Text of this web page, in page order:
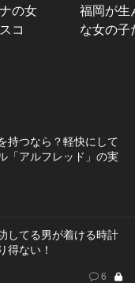
の女
コ
福岡が生
な女の
持つなら？軽快にして
「アルフレッド」の実
してる男が着ける時計
得ない！
6